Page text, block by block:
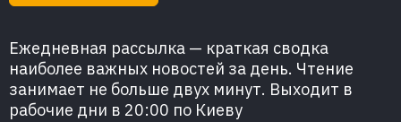
Ежедневная рассылка — краткая сводка
наиболее важных новостей за день. Чтение
занимает не больше двух минут. Выходит в
рабочие дни в 20:00 по Киеву